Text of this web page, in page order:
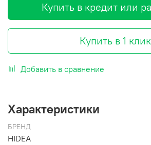
Купить в кредит или
Купить в 1 клик
Добавить в сравнение
Характеристики
БРЕНД
HIDEA